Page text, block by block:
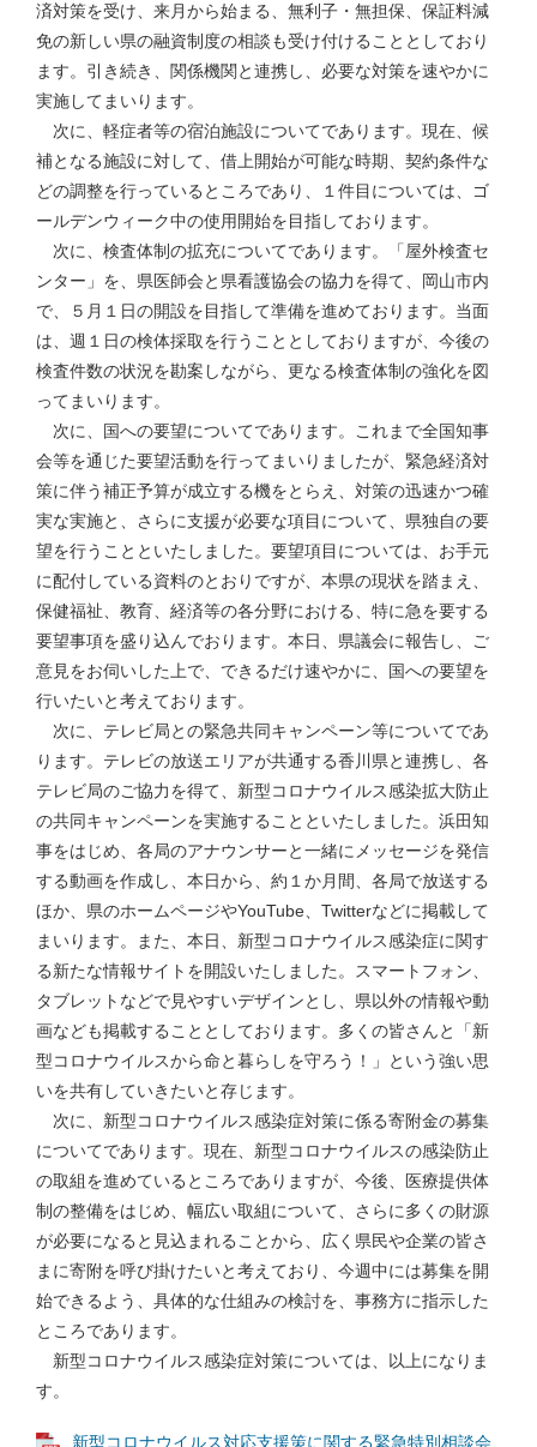
済対策を受け、来月から始まる、無利子・無担保、保証料減
免の新しい県の融資制度の相談も受け付けることとしており
ます。引き続き、関係機関と連携し、必要な対策を速やかに
実施してまいります。
次に、軽症者等の宿泊施設についてであります。現在、候
補となる施設に対して、借上開始が可能な時期、契約条件な
どの調整を行っているところであり、１件目については、ゴ
ールデンウィーク中の使用開始を目指しております。
次に、検査体制の拡充についてであります。「屋外検査セ
ンター」を、県医師会と県看護協会の協力を得て、岡山市内
で、５月１日の開設を目指して準備を進めております。当面
は、週１日の検体採取を行うこととしておりますが、今後の
検査件数の状況を勘案しながら、更なる検査体制の強化を図
ってまいります。
次に、国への要望についてであります。これまで全国知事
会等を通じた要望活動を行ってまいりましたが、緊急経済対
策に伴う補正予算が成立する機をとらえ、対策の迅速かつ確
実な実施と、さらに支援が必要な項目について、県独自の要
望を行うことといたしました。要望項目については、お手元
に配付している資料のとおりですが、本県の現状を踏まえ、
保健福祉、教育、経済等の各分野における、特に急を要する
要望事項を盛り込んでおります。本日、県議会に報告し、ご
意見をお伺いした上で、できるだけ速やかに、国への要望を
行いたいと考えております。
次に、テレビ局との緊急共同キャンペーン等についてであ
ります。テレビの放送エリアが共通する香川県と連携し、各
テレビ局のご協力を得て、新型コロナウイルス感染拡大防止
の共同キャンペーンを実施することといたしました。浜田知
事をはじめ、各局のアナウンサーと一緒にメッセージを発信
する動画を作成し、本日から、約１か月間、各局で放送する
ほか、県のホームページやYouTube、Twitterなどに掲載して
まいります。また、本日、新型コロナウイルス感染症に関す
る新たな情報サイトを開設いたしました。スマートフォン、
タブレットなどで見やすいデザインとし、県以外の情報や動
画なども掲載することとしております。多くの皆さんと「新
型コロナウイルスから命と暮らしを守ろう！」という強い思
いを共有していきたいと存じます。
次に、新型コロナウイルス感染症対策に係る寄附金の募集
についてであります。現在、新型コロナウイルスの感染防止
の取組を進めているところでありますが、今後、医療提供体
制の整備をはじめ、幅広い取組について、さらに多くの財源
が必要になると見込まれることから、広く県民や企業の皆さ
まに寄附を呼び掛けたいと考えており、今週中には募集を開
始できるよう、具体的な仕組みの検討を、事務方に指示した
ところであります。
新型コロナウイルス感染症対策については、以上になりま
す。
新型コロナウイルス対応支援策に関する緊急特別相談会